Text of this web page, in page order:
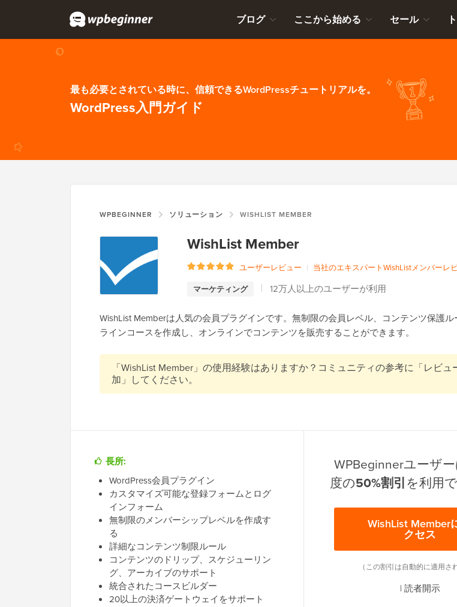
ブログ ここから始める セール
最も必要とされている時に、信頼できるWordPressチュートリアルを。
WordPress入門ガイド
WPBEGINNER ソリューション WISHLIST MEMBER
WishList Member
ユーザーレビュー | 当社のエキスパートWishListメンバーレ
マーケティング
12万人以上のユーザーが利用
WishList Memberは人気の会員プラグインです。無制限の会員レベル、コンテンツ保護ル
ラインコースを作成し、オンラインでコンテンツを販売することができます。
「WishList Member」の使用経験はありますか？コミュニティの参考に「レビュ
加」してください。
長所:
WordPress会員プラグイン
カスタマイズ可能な登録フォームとログ
インフォーム
無制限のメンバーシップレベルを作成す
る
詳細なコンテンツ制限ルール
コンテンツのドリップ、スケジューリン
グ、アーカイブのサポート
統合されたコースビルダー
20以上の決済ゲートウェイをサポート
WPBeginnerユーザ
度の50%割引を利用
WishList Member
クセス
（この割引は自動的に適用さ
| 読者開示